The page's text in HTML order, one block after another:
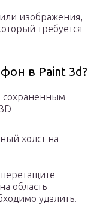
изображения,
требуется
в Paint 3d?
сохраненным
холст на
область
удалить.